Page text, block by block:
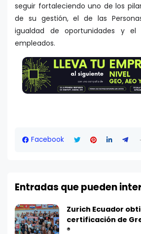
seguir fortaleciendo uno de los
de su gestión, el de las
igualdad de oportunidades y el
empleados.
Facebook
Entradas que pueden
Zurich Ecuador
certificación de
®